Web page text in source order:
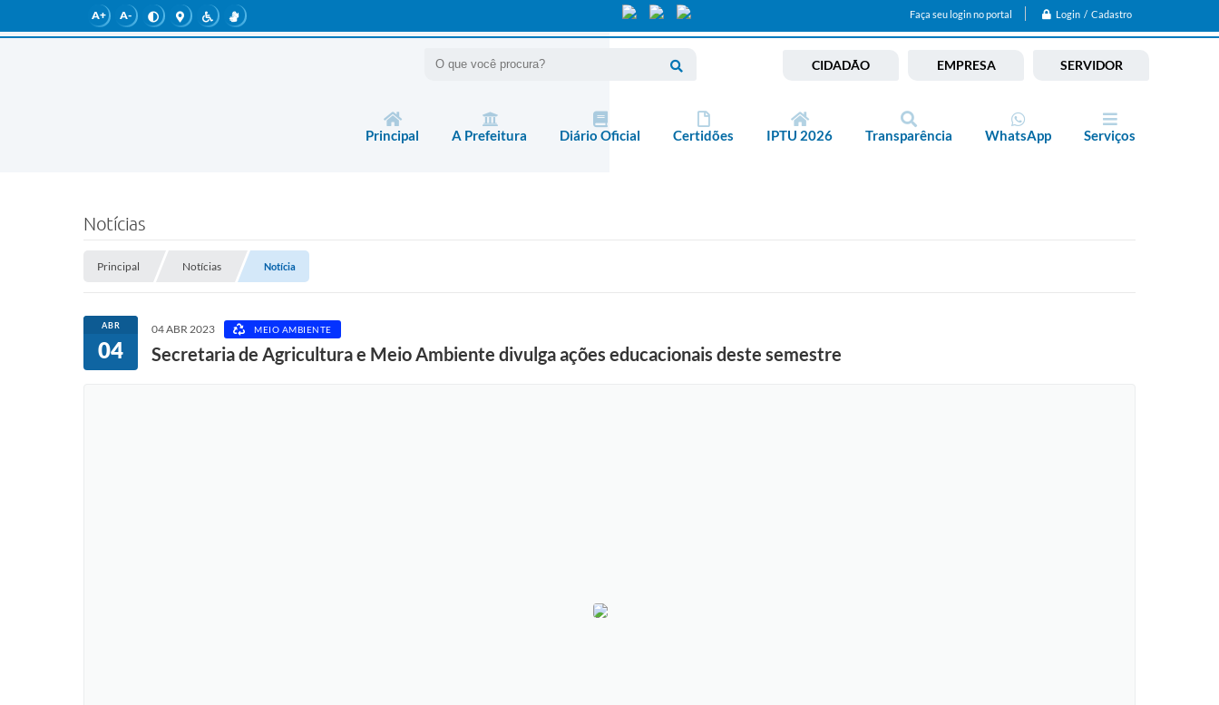
Faça seu login no portal Login / Cadastro
A+ A-
CIDADÃO EMPRESA SERVIDOR
Principal A Prefeitura Diário Oficial Certidões IPTU 2026 Transparência WhatsApp Serviços
Notícias
Principal Notícias Notícia
ABR
04
04 ABR 2023 MEIO AMBIENTE
Secretaria de Agricultura e Meio Ambiente divulga ações educacionais deste semestre